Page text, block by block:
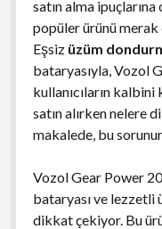
satın alma
popüler ürünü
Eşsiz üzüm
bataryasıyla, Vozol
kullanıcıların kalbini
satın alırken nelere
makalede, bu
Vozol Gear Power
bataryası ve lezzetli
dikkat çekiyor. Bu